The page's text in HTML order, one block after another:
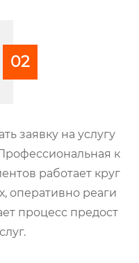
02
заявку на услугу
к
работает круг
оперативно реаги
процесс предост